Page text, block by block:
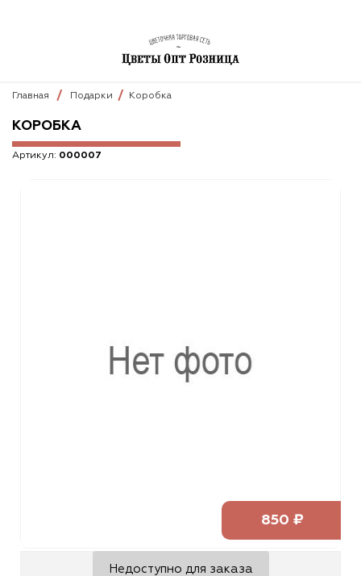
Главная Подарки Коробка
КОРОБКА
Артикул: 000007
850 ₽
Недоступно для заказа